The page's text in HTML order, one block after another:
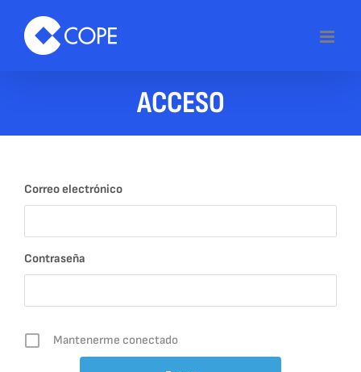
content
ACCESO
Correo electrónico
Contraseña
Mantenerme conectado